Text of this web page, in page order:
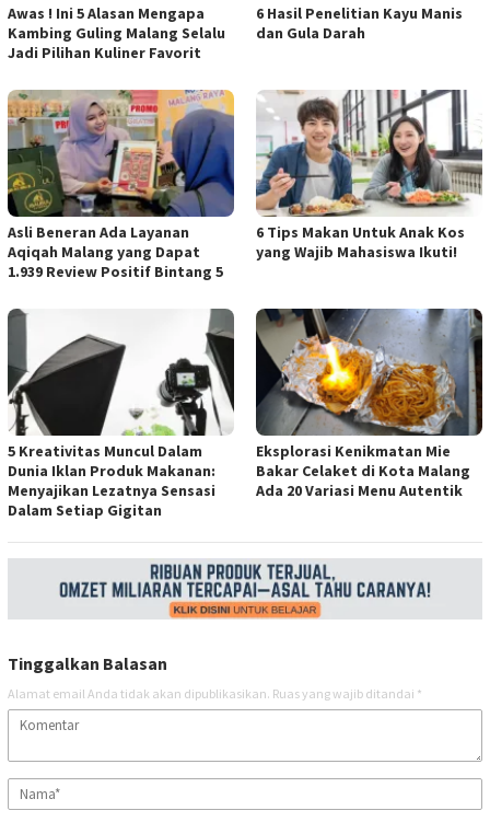
Awas ! Ini 5 Alasan Mengapa
Kambing Guling Malang Selalu
Jadi Pilihan Kuliner Favorit
6 Hasil Penelitian Kayu Manis
dan Gula Darah
Asli Beneran Ada Layanan
Aqiqah Malang yang Dapat
1.939 Review Positif Bintang 5
6 Tips Makan Untuk Anak Kos
yang Wajib Mahasiswa Ikuti!
5 Kreativitas Muncul Dalam
Dunia Iklan Produk Makanan:
Menyajikan Lezatnya Sensasi
Dalam Setiap Gigitan
Eksplorasi Kenikmatan Mie
Bakar Celaket di Kota Malang
Ada 20 Variasi Menu Autentik
Tinggalkan Balasan
Alamat email Anda tidak akan dipublikasikan. Ruas yang wajib ditandai *